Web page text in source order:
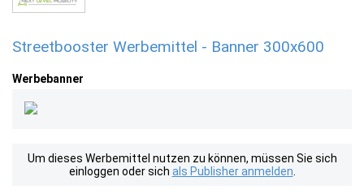
Streetbooster Werbemittel - Banner 300x600
Werbebanner
Um dieses Werbemittel nutzen zu können, müssen Sie sich
einloggen oder sich als Publisher anmelden